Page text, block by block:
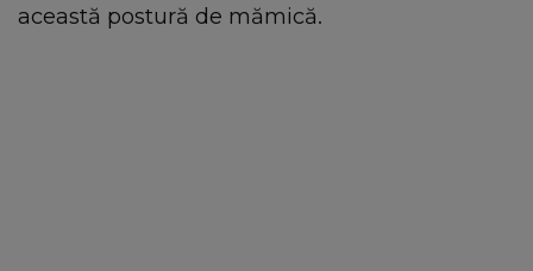
această postură de mămică.